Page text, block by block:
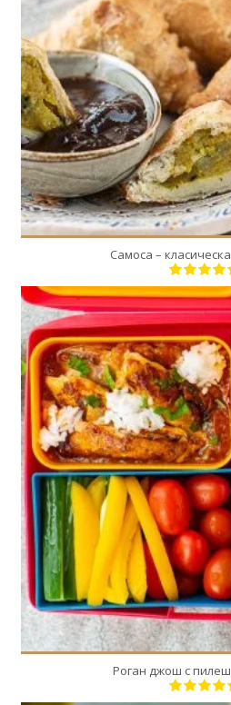
12
Самоса –
4
Роган джош с